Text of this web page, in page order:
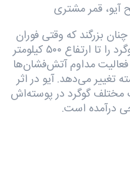
بزرگند که وقتی فوران
می‌کنند، گوگرد و دی‌اکسید گوگرد را تا ارتفاع ۵۰۰ کیلومتر
مداوم آتش‌فشان‌ها
تغییر می‌دهد. آیو در اثر
مختلف گوگرد در پوسته‌اش
درآمده است.